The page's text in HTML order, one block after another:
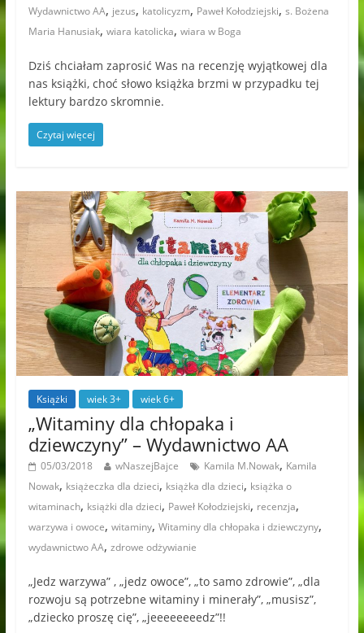
Wydawnictwo AA, jezus, katolicyzm, Paweł Kołodziejski, s. Bożena
Maria Hanusiak, wiara katolicka, wiara w Boga
Dziś chciałam zaprosić Was na recenzję wyjątkowej dla
nas książki, choć słowo książka brzmi w przypadku tej
lektury bardzo skromnie.
Czytaj więcej
Książki wiek 3+ wiek 6+
„Witaminy dla chłopaka i
dziewczyny” – Wydawnictwo AA
05/03/2018 wNaszejBajce Kamila M.Nowak, Kamila
Nowak, książeczka dla dzieci, książka dla dzieci, książka o
witaminach, książki dla dzieci, Paweł Kołodziejski, recenzja,
warzywa i owoce, witaminy, Witaminy dla chłopaka i dziewczyny,
wydawnictwo AA, zdrowe odżywianie
„Jedz warzywa” , „jedz owoce”, „to samo zdrowie”, „dla
rozwoju są potrzebne witaminy i minerały”, „musisz”,
„dziecko proszę cię”, „jeeeeeeeedz”!!